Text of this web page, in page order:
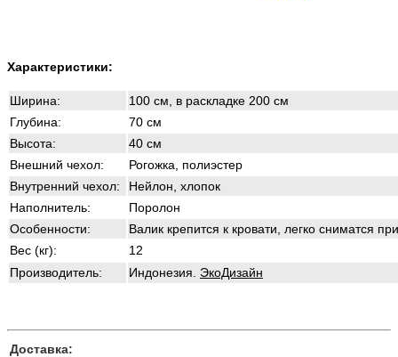
Характеристики:
Ширина:
100 см, в раскладке 200 см
Глубина:
70 см
Высота:
40 см
Внешний чехол:
Рогожка, полиэстер
Внутренний чехол:
Нейлон, хлопок
Наполнитель:
Поролон
Особенности:
Валик крепится к кровати, легко сниматся
Вес (кг):
12
Производитель:
Индонезия. ЭкоДизайн
Доставка: